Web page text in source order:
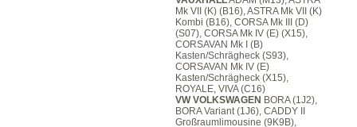
Mk VII (K) (B16), ASTRA Mk VII (K)
Kombi (B16), CORSA Mk III (D)
(S07), CORSA Mk IV (E) (X15),
CORSAVAN Mk I (B)
Kasten/Schrägheck (S93),
CORSAVAN Mk IV (E)
Kasten/Schrägheck (X15),
ROYALE, VIVA (C16)
VW VOLKSWAGEN BORA (1J2),
BORA Variant (1J6), CADDY II
Großraumlimousine (9K9B),